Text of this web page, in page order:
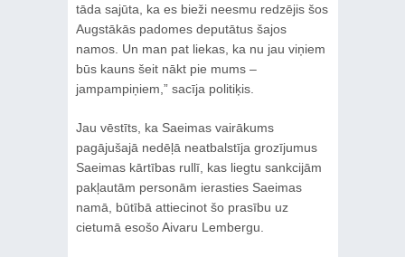
tāda sajūta, ka es bieži neesmu redzējis šos
Augstākās padomes deputātus šajos
namos. Un man pat liekas, ka nu jau viņiem
būs kauns šeit nākt pie mums –
jampampiņiem,” sacīja politiķis.
Jau vēstīts, ka Saeimas vairākums
pagājušajā nedēļā neatbalstīja grozījumus
Saeimas kārtības rullī, kas liegtu sankcijām
pakļautām personām ierasties Saeimas
namā, būtībā attiecinot šo prasību uz
cietumā esošo Aivaru Lembergu.